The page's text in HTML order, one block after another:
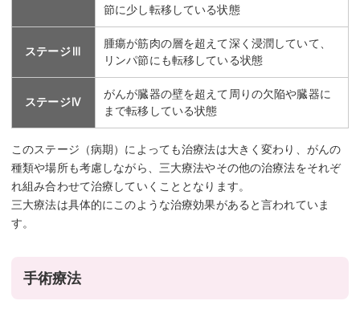
節に少し転移している状態
ステージⅢ
腫瘍が筋肉の層を超えて深く浸潤していて、
リンパ節にも転移している状態
ステージⅣ
がんが臓器の壁を超えて周りの欠陥や臓器に
まで転移している状態
このステージ（病期）によっても治療法は大きく変わり、がんの
種類や場所も考慮しながら、三大療法やその他の治療法をそれぞ
れ組み合わせて治療していくこととなります。
三大療法は具体的にこのような治療効果があると言われていま
す。
手術療法